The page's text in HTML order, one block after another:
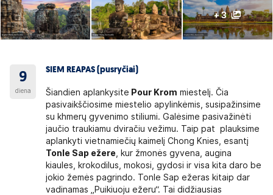
+ 3
9
diena
SIEM REAPAS (pusryčiai)
Šiandien aplankysite Pour Krom miestelį. Čia
pasivaikščiosime miestelio apylinkėmis, susipažinsime
su khmerų gyvenimo stiliumi. Galėsime pasivažinėti
jaučio traukiamu dviračiu vežimu. Taip pat plauksime
aplankyti vietnamiečių kaimelį Chong Knies, esantį
Tonle Sap ežere , kur žmonės gyvena, augina
kiaules, krokodilus, mokosi, gydosi ir visa kita daro be
jokio žemės pagrindo. Tonle Sap ežeras kitaip dar
vadinamas „Puikiuoju ežeru“. Tai didžiausias